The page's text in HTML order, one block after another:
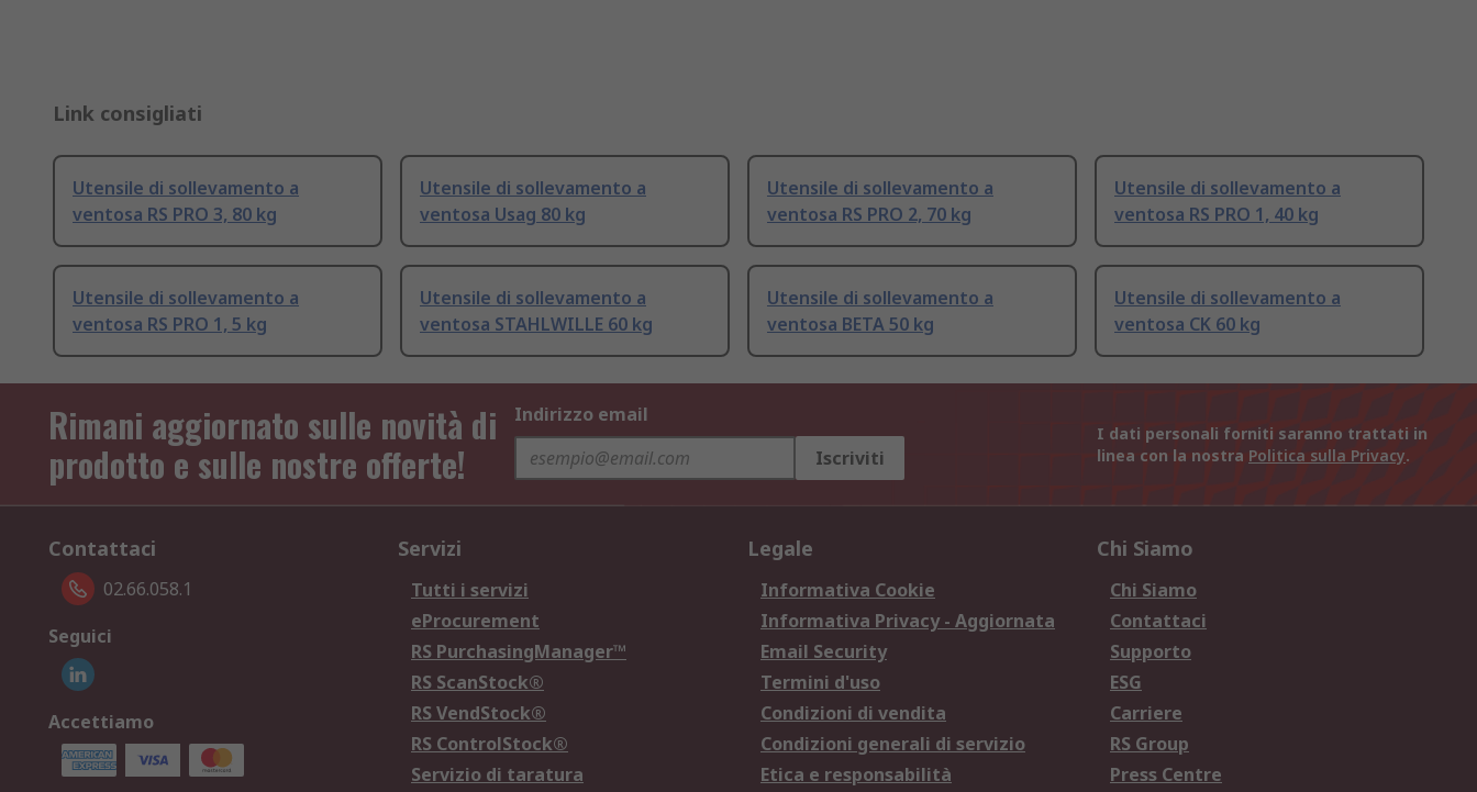
Link consigliati
Utensile di sollevamento a
ventosa RS PRO 3, 80 kg
Utensile di sollevamento a
ventosa Usag 80 kg
Utensile di sollevamento a
ventosa RS PRO 2, 70 kg
Utensile di sollevamento a
ventosa RS PRO 1, 40 kg
Utensile di sollevamento a
ventosa RS PRO 1, 5 kg
Utensile di sollevamento a
ventosa STAHLWILLE 60 kg
Utensile di sollevamento a
ventosa BETA 50 kg
Utensile di sollevamento a
ventosa CK 60 kg
Rimani aggiornato sulle novità di
prodotto e sulle nostre offerte!
Indirizzo email
Iscriviti
I dati personali forniti saranno trattati in
linea con la nostra Politica sulla Privacy.
Contattaci
02.66.058.1
Seguici
Accettiamo
Servizi
Tutti i servizi
eProcurement
RS PurchasingManager™
RS ScanStock®
RS VendStock®
RS ControlStock®
Servizio di taratura
Legale
Informativa Cookie
Informativa Privacy - Aggiornata
Email Security
Termini d'uso
Condizioni di vendita
Condizioni generali di servizio
Etica e responsabilità
Chi Siamo
Chi Siamo
Contattaci
Supporto
ESG
Carriere
RS Group
Press Centre